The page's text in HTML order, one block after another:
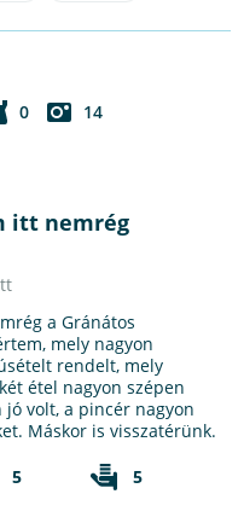
0 14
itt nemrég
a Gránátos
mely nagyon
rendelt, mely
étel nagyon szépen
volt, a pincér nagyon
Máskor is visszatérünk.
5
5